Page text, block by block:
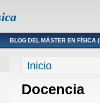
BLOG DEL MÁSTER EN FÍSICA
Usted está aquí
Inicio
Docencia